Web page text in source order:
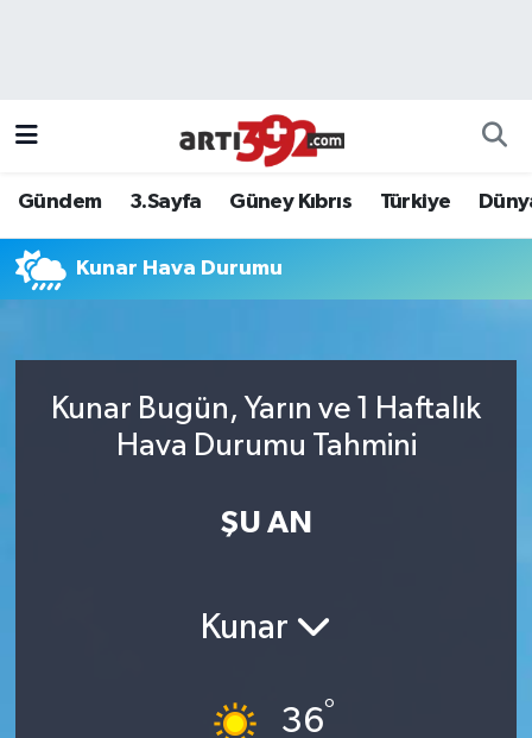
Gündem 3.Sayfa Güney Kıbrıs Türkiye
Kunar Hava Durumu
Kunar Bugün, Yarın ve 1 Haftalık
Hava Durumu Tahmini
ŞU AN
Kunar
36°